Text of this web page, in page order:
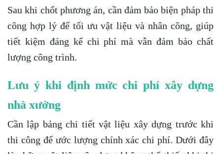
Sau khi chốt phương án, cần đảm bảo biện pháp thi
công hợp lý để tối ưu vật liệu và nhân công, giúp
tiết kiệm đáng kể chi phí mà vẫn đảm bảo chất
lượng công trình.
Lưu ý khi định mức chi phí xây dựng
nhà xưởng
Cần lập bảng chi tiết vật liệu xây dựng trước khi
thi công để ước lượng chính xác chi phí. Dưới đây